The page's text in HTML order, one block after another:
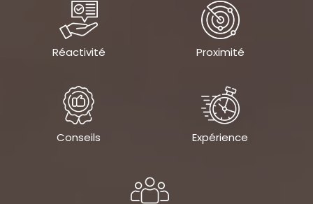
Réactivité Proximité
Conseils Expérience